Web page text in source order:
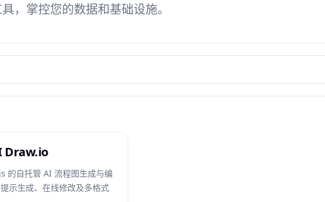
，掌控您的数据和基础设施。
Draw.io
的自托管 AI 流程图生成与编
示生成、在线修改及多格式